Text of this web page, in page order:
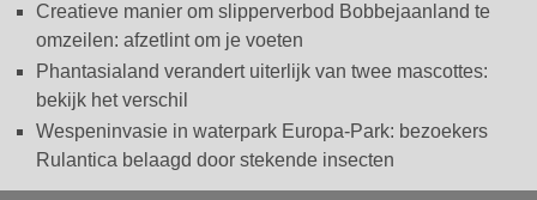
Creatieve manier om slipperverbod Bobbejaanland te
omzeilen: afzetlint om je voeten
Phantasialand verandert uiterlijk van twee mascottes:
bekijk het verschil
Wespeninvasie in waterpark Europa-Park: bezoekers
Rulantica belaagd door stekende insecten